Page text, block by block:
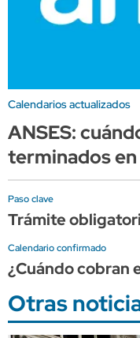
Calendarios actualizados
ANSES:
terminados
Paso clave
Trámite
Calendario confirmado
¿Cuándo cobran
Otras